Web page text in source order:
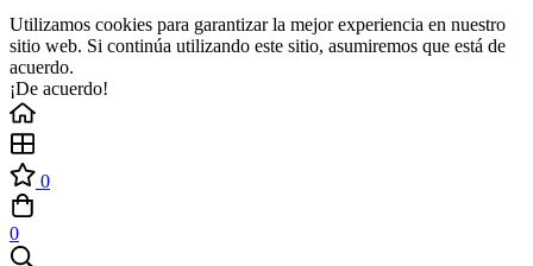
Utilizamos cookies para garantizar la mejor experiencia en nuestro
sitio web. Si continúa utilizando este sitio, asumiremos que está de
acuerdo.
¡De acuerdo!
0
0